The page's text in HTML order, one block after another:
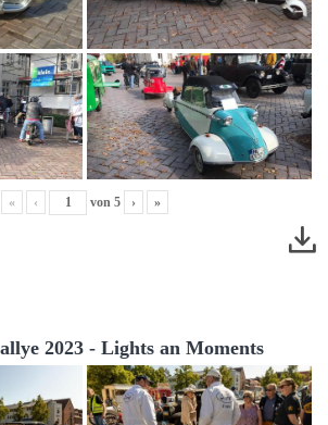
« ‹ von 5 › »
2023 - Lights an Moments